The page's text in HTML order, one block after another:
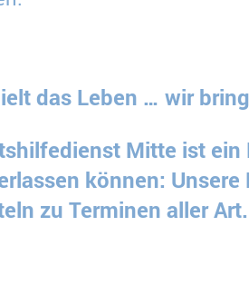
das Leben … wir
Mitte ist
können:
zu Terminen aller